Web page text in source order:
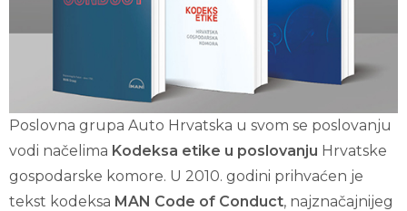
Poslovna grupa Auto Hrvatska u svom se poslovanju
vodi načelima Kodeksa etike u poslovanju Hrvatske
gospodarske komore. U 2010. godini prihvaćen je
tekst kodeksa MAN Code of Conduct, najznačajnijeg